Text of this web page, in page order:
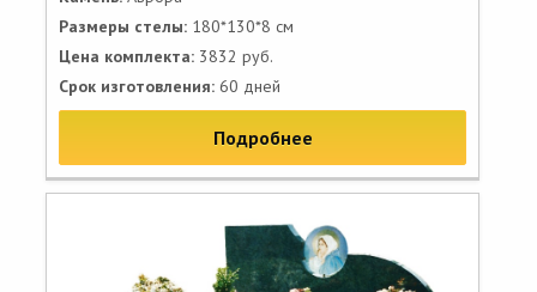
Размеры стелы: 180*130*8 см
Цена комплекта: 3832 руб.
Срок изготовления: 60 дней
Подробнее